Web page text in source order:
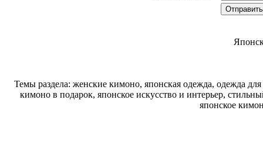
Темы раздела: женские кимоно, японская одежда, одежда
кимоно в подарок, японское искусство и интерьер,
японское